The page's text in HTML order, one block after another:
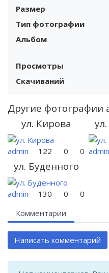
Размер
Тип фотографии
Альбом
Просмотры
Скачиваний
Другие фотографии
ул. Кирова
admin 122 0 0 admin
ул. Буденного
admin 130 0
0
Комментарии
Написать комментарий